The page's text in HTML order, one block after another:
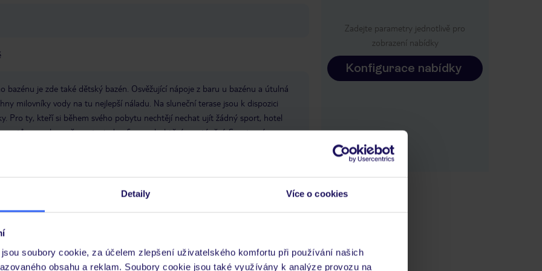
Detaily Více o cookies
soubory cookie, za účelem zlepšení uživatelského komfortu při používání našich
obsahu a reklam. Soubory cookie jsou také využívány k analýze provozu na
bazénu je zde také dětský bazén. Osvěžující nápoje z baru u bazénu a útulná
milovníky vody na tu nejlepší náladu. Na sluneční terase jsou k dispozici
Pro ty, kteří si během svého pobytu nechtějí nechat ujít žádný sport, hotel
se mohou věnovat windsurfingu, plachtění a potápění. Sportovní a
posilovnu a lekce cvičení. Hotel nabízí různá wellness zařízení, jako jsou
a solárium. Zábavu zajišťuje diskotéka.
golfové hřiště posilovna Počet saun: 1 Sauna
Wellness
Počet konferenčních místností: 1 Počet výtahů: 1 recepce
pokojová
počet podlaží: 4 celkový počet pokojů: 120
bazény: dětský bazén,
Zadejte parametry jednotlivě pro
zobrazení nabídky
Konfigurace nabídky